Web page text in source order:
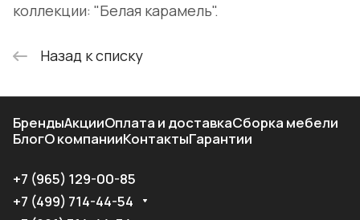
коллекции: "Белая карамель".
Назад к списку
БрендыАкцииОплата и доставкаСборка мебели
БлогО компанииКонтактыГарантии
+7 (965) 129-00-85
+7 (499) 714-44-54